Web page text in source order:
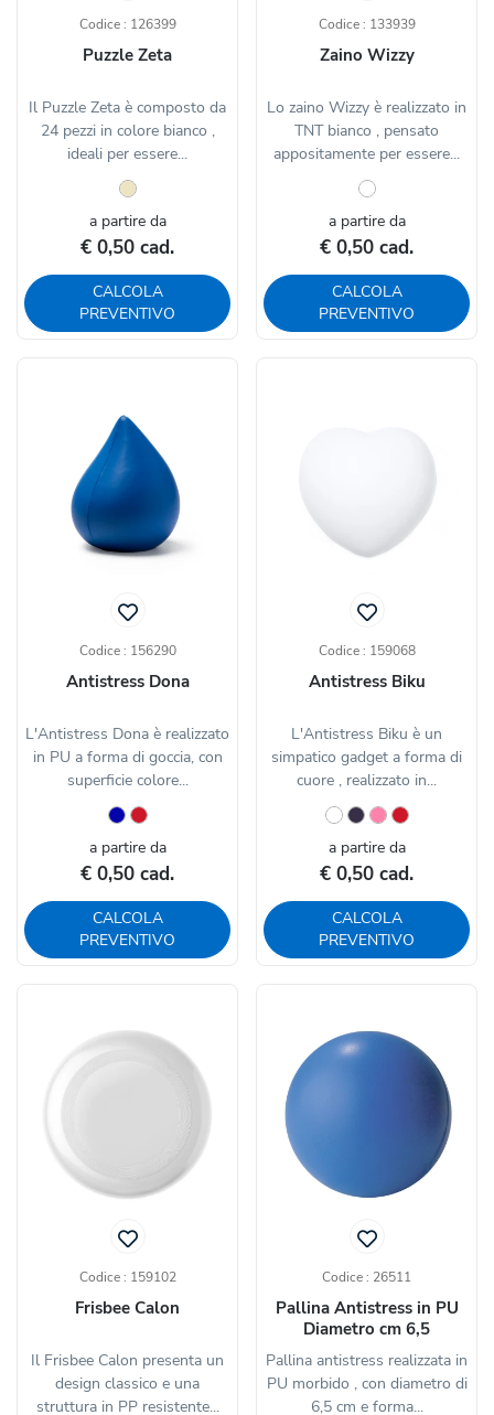
Codice : 126399
Puzzle Zeta
Il Puzzle Zeta è composto da
24 pezzi in colore bianco ,
ideali per essere...
a partire da
€ 0,50 cad.
CALCOLA
PREVENTIVO
Codice : 133939
Zaino Wizzy
Lo zaino Wizzy è realizzato in
TNT bianco , pensato
appositamente per essere...
a partire da
€ 0,50 cad.
CALCOLA
PREVENTIVO
Codice : 156290
Antistress Dona
L'Antistress Dona è realizzato
in PU a forma di goccia, con
superficie colore...
a partire da
€ 0,50 cad.
CALCOLA
PREVENTIVO
Codice : 159068
Antistress Biku
L'Antistress Biku è un
simpatico gadget a forma di
cuore , realizzato in...
a partire da
€ 0,50 cad.
CALCOLA
PREVENTIVO
Codice : 159102
Frisbee Calon
Il Frisbee Calon presenta un
design classico e una
struttura in PP resistente...
Codice : 26511
Pallina Antistress in PU
Diametro cm 6,5
Pallina antistress realizzata in
PU morbido , con diametro di
6,5 cm e forma...